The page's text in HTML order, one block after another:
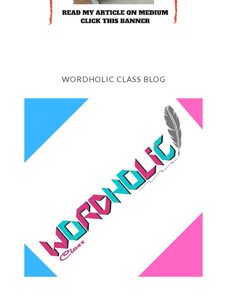
WORDHOLIC CLASS BLOG